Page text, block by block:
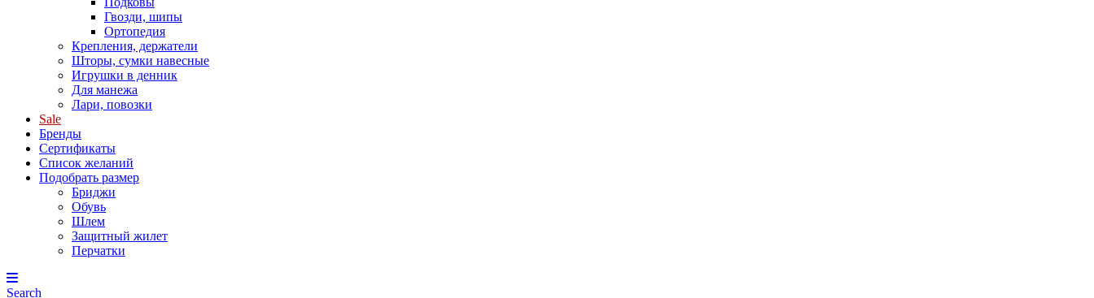
Гвозди, шипы
Ортопедия
Крепления, держатели
Шторы, сумки навесные
Игрушки в денник
Для манежа
Лари, повозки
Sale
Бренды
Сертификаты
Список желаний
Подобрать размер
Бриджи
Обувь
Шлем
Защитный жилет
Перчатки
Search